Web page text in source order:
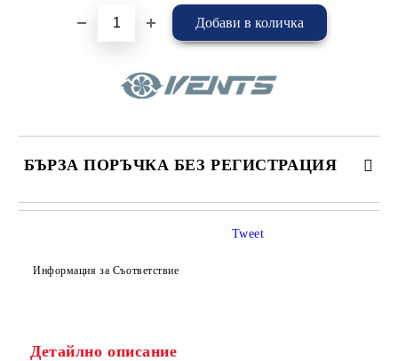
БЪРЗА ПОРЪЧКА БЕЗ РЕГИСТРАЦИЯ
САМО ПОПЪЛНЕТЕ 4 ПОЛЕТА
Информация за Съответствие
Tweet
Детайлно описание